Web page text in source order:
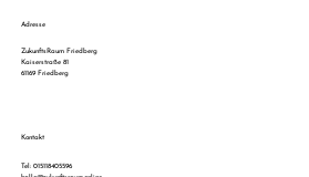
Adresse
ZukunftsRaum Friedberg
Kaiserstraße 81
61169 Friedberg
Kontakt
Tel: 015118405596